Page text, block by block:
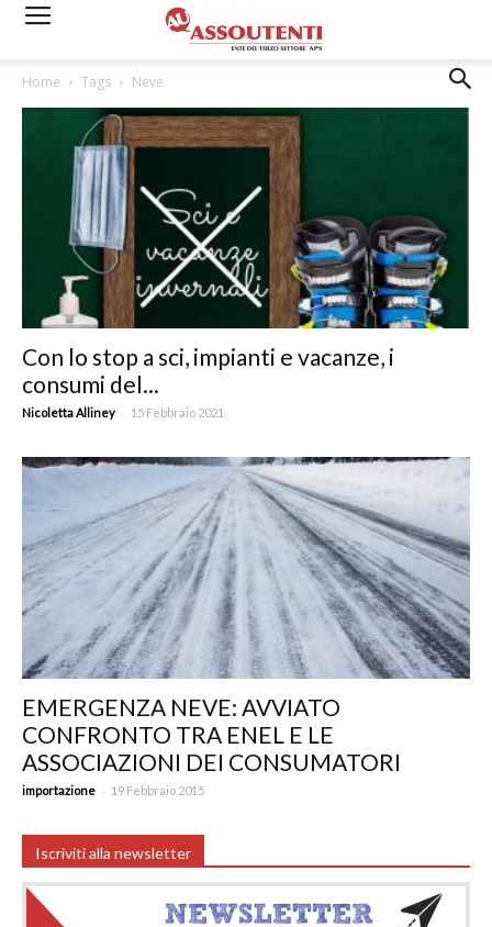
Home Tags Neve
Con lo stop a sci, impianti e vacanze, i
consumi del...
Nicoletta Alliney - 15 Febbraio 2021
EMERGENZA NEVE: AVVIATO
CONFRONTO TRA ENEL E LE
ASSOCIAZIONI DEI CONSUMATORI
importazione - 19 Febbraio 2015
Iscriviti alla newsletter